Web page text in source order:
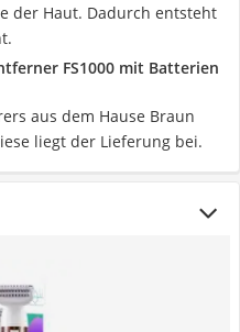
der Haut. Dadurch entsteht
FS1000 mit Batterien
aus dem Hause Braun
liegt der Lieferung bei.